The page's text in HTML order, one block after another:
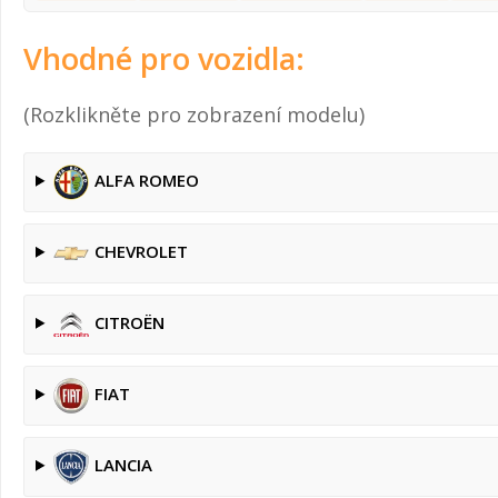
Vhodné pro vozidla:
(Rozklikněte pro zobrazení modelu)
ALFA ROMEO
CHEVROLET
CITROËN
FIAT
LANCIA